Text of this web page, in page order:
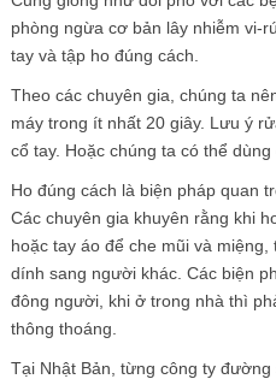
phòng ngừa cơ bản lây nhiễm vi-
tay và tập ho đúng cách.
Theo các chuyên gia, chúng ta
máy trong ít nhất 20 giây. Lưu ý
cổ tay. Hoặc chúng ta có thể
Ho đúng cách là biện pháp quan
Các chuyên gia khuyên rằng khi
hoặc tay áo để che mũi và
dính sang người khác. Các biện
đông người, khi ở trong nhà thì
thông thoáng.
Tại Nhật Bản, từng công ty